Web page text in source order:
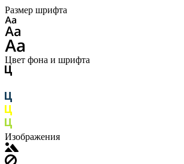
Размер шрифта
Цвет фона и шрифта
Изображения